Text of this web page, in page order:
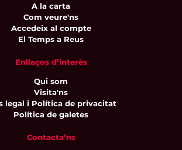
A la carta
Com veure'ns
Accedeix al compte
El Temps a Reus
Enllaços d’interès
Qui som
Visita'ns
legal i Política de privacitat
Política de galetes
Contacta’ns